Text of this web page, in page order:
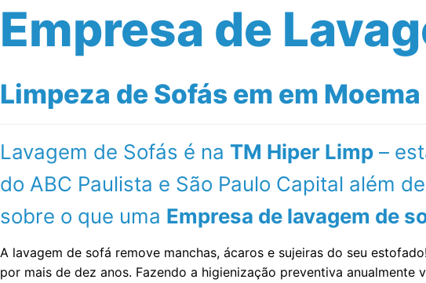
Empresa de
Limpeza de Sofás em em
Lavagem de Sofás é na TM Hiper Limp –
do ABC Paulista e São Paulo Capital além
sobre o que uma Empresa de lavagem de
A lavagem de sofá remove manchas, ácaros e sujeiras do seu
por mais de dez anos. Fazendo a higienização preventiva